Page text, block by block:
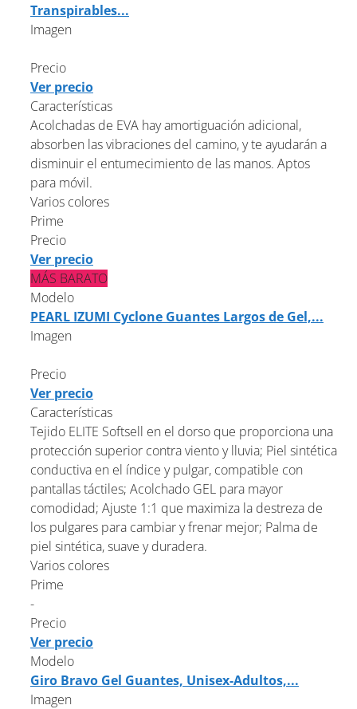
Transpirables...
Imagen
Precio
Ver precio
Características
Acolchadas de EVA hay amortiguación adicional,
absorben las vibraciones del camino, y te ayudarán a
disminuir el entumecimiento de las manos. Aptos
para móvil.
Varios colores
Prime
Precio
Ver precio
MÁS BARATO
Modelo
PEARL IZUMI Cyclone Guantes Largos de Gel,...
Imagen
Precio
Ver precio
Características
Tejido ELITE Softsell en el dorso que proporciona una
protección superior contra viento y lluvia; Piel sintética
conductiva en el índice y pulgar, compatible con
pantallas táctiles; Acolchado GEL para mayor
comodidad; Ajuste 1:1 que maximiza la destreza de
los pulgares para cambiar y frenar mejor; Palma de
piel sintética, suave y duradera.
Varios colores
Prime
-
Precio
Ver precio
Modelo
Giro Bravo Gel Guantes, Unisex-Adultos,...
Imagen